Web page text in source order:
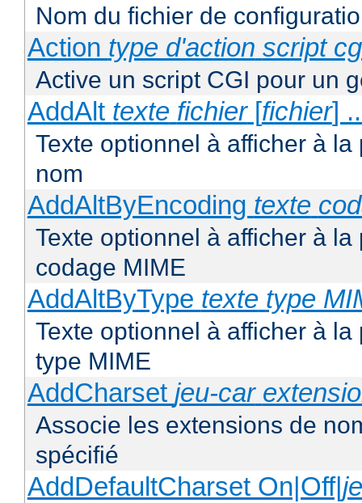
Nom du fichier de
Action type d'action script
Active un script CGI pour un
AddAlt texte fichier[fichier]
Texte optionnel à afficher à
nom
AddAltByEncoding texte
Texte optionnel à afficher à
codage MIME
AddAltByType texte type
Texte optionnel à afficher à
type MIME
AddCharset jeu-car
Associe les extensions de
spécifié
AddDefaultCharset On|Off|